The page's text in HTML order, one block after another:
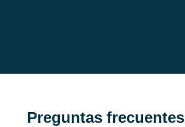
Preguntas frecuentes